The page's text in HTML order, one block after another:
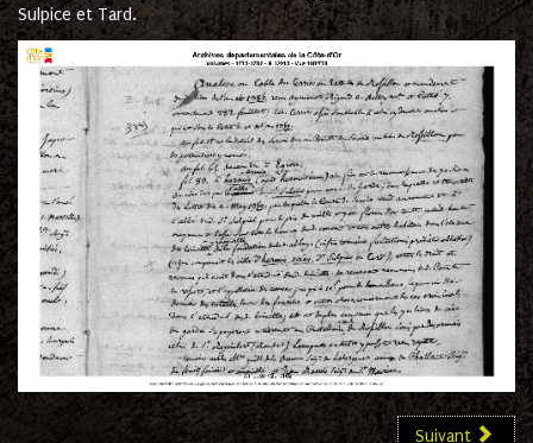
Sulpice et Tard.
Suivant